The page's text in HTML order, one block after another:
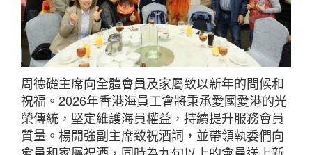
周德礎主席向全體會員及家屬致以新年的問候和
祝福。2026年香港海員工會將秉承愛國愛港的光
榮傳統，堅定維護海員權益，持續提升服務會員
質量。楊開強副主席致祝酒詞，並帶領執委們向